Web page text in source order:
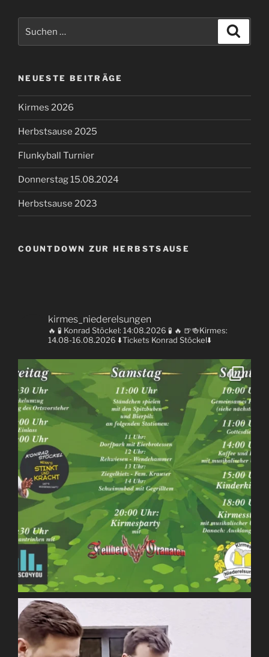
nach:
NEUESTE BEITRÄGE
Kirmes 2026
Herbstsause 2025
Flunkyball Turnier
Donnerstag 15.08.2024
Herbstsause 2023
COUNTDOWN ZUR HERBSTSAUSE
kirmes_niederelsungen
🔥 🧪 Konrad Stöckel: 14:08.2026 🧪 🔥 🍺🍻Kirmes:
14.08-16.08.2026 ⬇️Tickets Konrad Stöckel⬇️